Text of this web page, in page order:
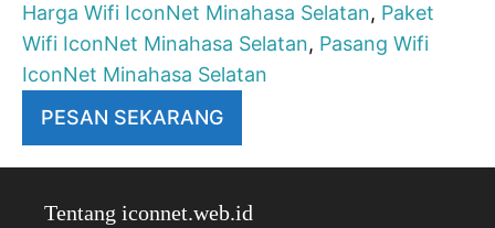
Harga Wifi IconNet Minahasa Selatan, Paket
Wifi IconNet Minahasa Selatan, Pasang Wifi
IconNet Minahasa Selatan
PESAN SEKARANG
Tentang iconnet.web.id